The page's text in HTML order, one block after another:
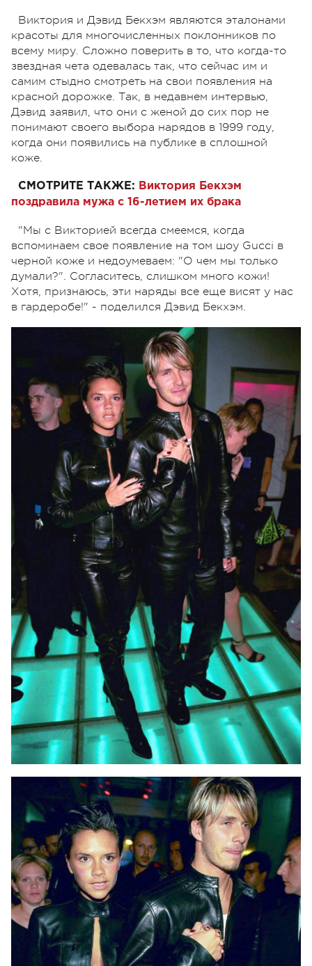
Виктория и Дэвид Бекхэм являются эталонами
красоты для многочисленных поклонников по
всему миру. Сложно поверить в то, что когда-то
звездная чета одевалась так, что сейчас им и
самим стыдно смотреть на свои появления на
красной дорожке. Так, в недавнем интервью,
Дэвид заявил, что они с женой до сих пор не
понимают своего выбора нарядов в 1999 году,
когда они появились на публике в сплошной
коже.
СМОТРИТЕ ТАКЖЕ: Виктория Бекхэм
поздравила мужа с 16-летием их брака
"Мы с Викторией всегда смеемся, когда
вспоминаем свое появление на том шоу Gucci в
черной коже и недоумеваем: "О чем мы только
думали?". Согласитесь, слишком много кожи!
Хотя, признаюсь, эти наряды все еще висят у нас
в гардеробе!" - поделился Дэвид Бекхэм.